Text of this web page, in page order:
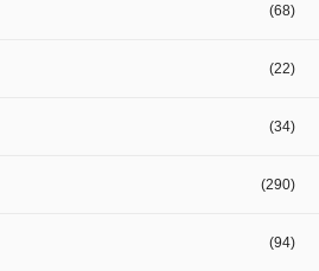
(68)
(22)
(34)
(290)
(94)